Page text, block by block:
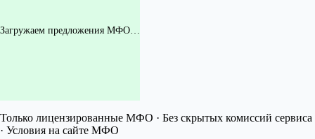
Загружаем предложения МФО…
Только лицензированные МФО · Без скрытых комиссий сервиса
· Условия на сайте МФО